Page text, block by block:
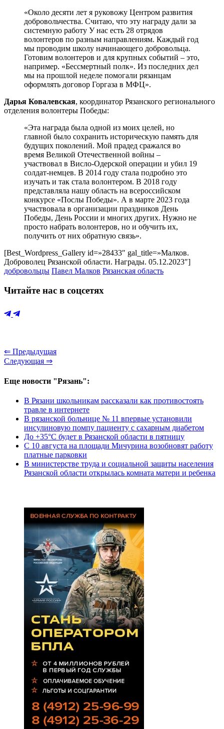
«Около десяти лет я руковожу Центром развития
добровольчества. Считаю, что эту награду дали за
системную работу У нас есть 28 отрядов
волонтеров по разным направлениям. Каждый год
мы проводим школу начинающего добровольца.
Готовим волонтеров и для крупных событий – это,
например. «Бессмертный полк». Из последних дел
мы на прошлой неделе помогали рязанцам
оформлять договор Горгаза в МФЦ».
Дарья Ковалевская, координатор Рязанского регионального
отделения волонтеры Победы:
«Эта награда была одной из моих целей, но
главной было сохранить историческую память для
будущих поколений. Мой прадед сражался во
время Великой Отечественной войны –
участвовал в Висло-Одерской операции и убил 19
солдат-немцев. В 2014 году стала подробно это
изучать и так стала волонтером. В 2018 году
представляла нашу область на всероссийском
конкурсе «Послы Победы». А в марте 2023 года
участвовала в организации праздников День
Победы, День России и многих других. Нужно не
просто набрать волонтеров, но и обучить их,
получить от них обратную связь».
[Best_Wordpress_Gallery id=»28433″ gal_title=»Малков.
Доброволец Рязанской области. Награды. 05.12.2023″]
добровольцы Павел Малков Рязанская область
Читайте нас в соцсетях
⇐ Предыдущая
Следующая ⇒
Еще новости "Рязань":
В Рязани школьникам рассказали как противостоять
травле в интернете
В рязанской больнице № 11 впервые установили
инсулиновую помпу пациенту с сахарным диабетом
До +35°С будет в Рязанской области в пятницу
С 10 августа на площади Мичурина возобновят работу
платные парковки
В министерстве труда и социальной защиты населения
Рязанской области открылась комната матери и ребенка